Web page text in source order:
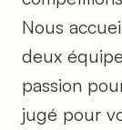
Nous
deux
passion
jugé pour